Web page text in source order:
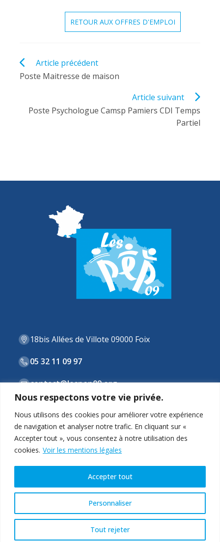
Nous respectons votre vie privée.
Nous utilisons des cookies pour améliorer votre expérience
de navigation et analyser notre trafic. En cliquant sur «
Accepter tout », vous consentez à notre utilisation des
cookies. Voir les mentions légales
Personnaliser
Tout rejeter
Accepter tout
RETOUR AUX OFFRES D'EMPLOI
Read
more
articles
Article précédent
Poste Maitresse de maison
Article suivant
Poste Psychologue Camsp Pamiers CDI Temps
Partiel
18bis Allées de Villote 09000 Foix
05 32 11 09 97
contact@lespep09.org
ASSOCIATION
STRUCTURES & DISPOSITIFS
CONTACT
Copyright © 2026 - Les PEP 09 |Mentions légales